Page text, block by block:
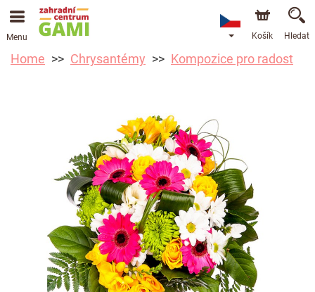
Menu Košík Hledat
Home Chrysantémy Kompozice pro radost